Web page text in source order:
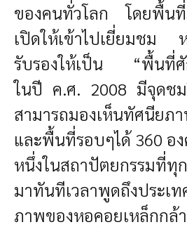
ของคนทั่วโลก โดยพื้นที่
เปิดให้เข้าไปเยี่ยมชม
รับรองให้เป็น “พื้นที่ศั
ในปี ค.ศ. 2008 มีจุดช
สามารถมองเห็นทัศนียภ
และพื้นที่รอบๆได้ 360 อง
หนึ่งในสถาปัตยกรรมที่ทุ
มาทันทีเวลาพูดถึงประ
ภาพของหอคอยเหล็กกล้